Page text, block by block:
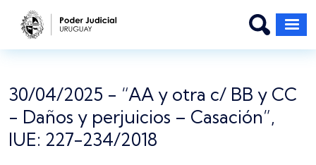
Pasar al contenido principal
30/04/2025 - “AA y otra c/ BB y CC
- Daños y perjuicios – Casación”,
IUE: 227-234/2018